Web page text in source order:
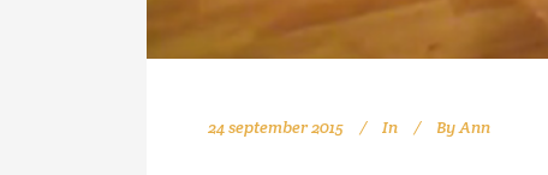
24 september 2015 In ByAnn